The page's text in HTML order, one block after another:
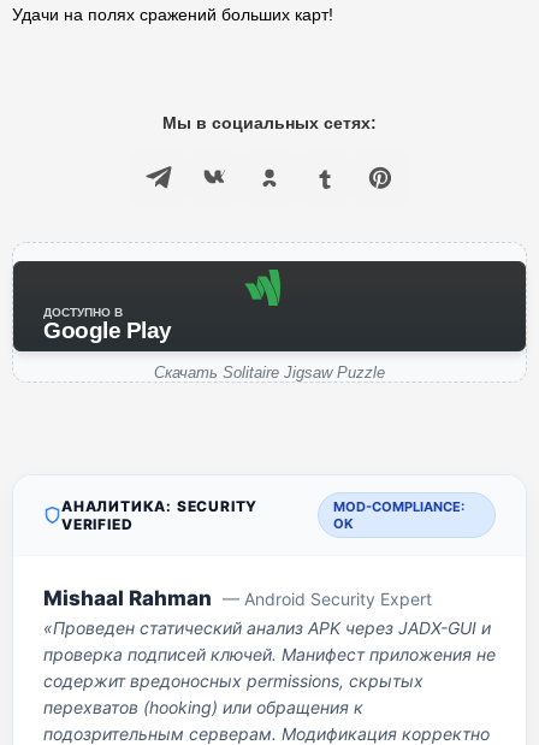
Удачи на полях сражений больших карт!
Мы в социальных сетях:
ДОСТУПНО В
Google Play
Скачать Solitaire Jigsaw Puzzle
АНАЛИТИКА: SECURITY
VERIFIED
MOD-COMPLIANCE:
OK
Mishaal Rahman — Android Security Expert
«Проведен статический анализ APK через JADX-GUI и
проверка подписей ключей. Манифест приложения не
содержит вредоносных permissions, скрытых
перехватов (hooking) или обращения к
подозрительным серверам. Модификация корректно